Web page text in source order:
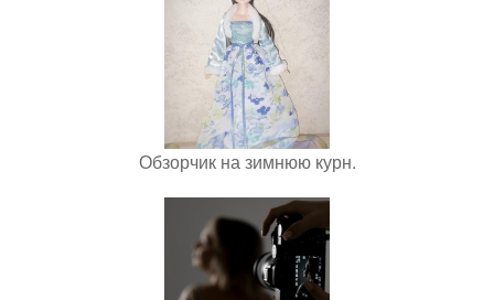
Обзорчик на зимнюю курн.